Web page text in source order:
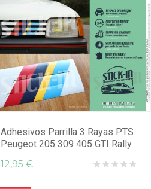
Adhesivos Parrilla 3 Rayas PTS
Peugeot 205 309 405 GTI Rally
12,95 €